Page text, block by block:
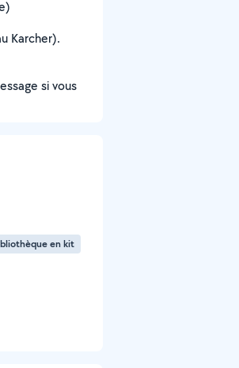
Karcher).
si vous
en kit